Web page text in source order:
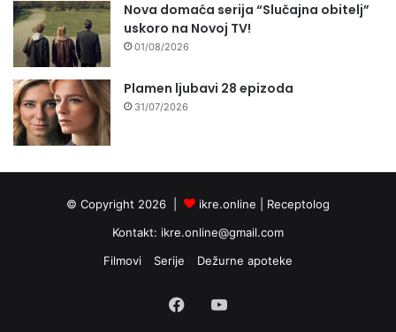
Nova domaća serija “Slučajna obitelj”
uskoro na Novoj TV!
01/08/2026
Plamen ljubavi 28 epizoda
31/07/2026
© Copyright 2026 | ikre.online | Receptolog
Kontakt: ikre.online@gmail.com
Filmovi
Serije Dežurne apoteke
FacebookYouTube